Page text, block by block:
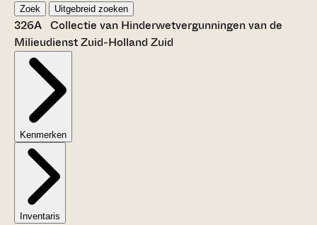
Zoek Uitgebreid zoeken
326A Collectie van Hinderwetvergunningen van de
Milieudienst Zuid-Holland Zuid
Kenmerken
Inventaris